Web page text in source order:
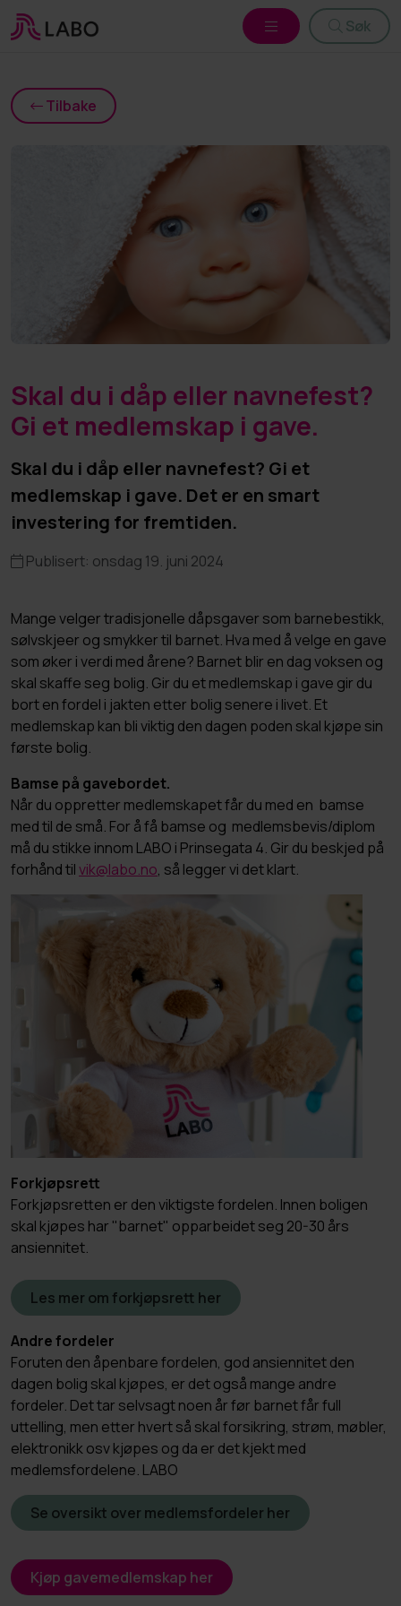
Søk
Tilbake
Skal du i dåp eller navnefest?
Gi et medlemskap i gave.
Skal du i dåp eller navnefest? Gi et
medlemskap i gave. Det er en smart
investering for fremtiden.
Publisert: onsdag 19. juni 2024
Mange velger tradisjonelle dåpsgaver som barnebestikk,
sølvskjeer og smykker til barnet. Hva med å velge en gave
som øker i verdi med årene? Barnet blir en dag voksen og
skal skaffe seg bolig. Gir du et medlemskap i gave gir du
bort en fordel i jakten etter bolig senere i livet. Et
medlemskap kan bli viktig den dagen poden skal kjøpe sin
første bolig.
Bamse på gavebordet.
Når du oppretter medlemskapet får du med en bamse
med til de små. For å få bamse og medlemsbevis/diplom
må du stikke innom LABO i Prinsegata 4. Gir du beskjed på
forhånd tilvik@labo.no, så legger vi det klart.
Forkjøpsrett
Forkjøpsretten er den viktigste fordelen. Innen boligen
skal kjøpes har "barnet" opparbeidet seg 20-30 års
ansiennitet.
Les mer om forkjøpsrett her
Andre fordeler
Foruten den åpenbare fordelen, god ansiennitet den
dagen bolig skal kjøpes, er det også mange andre
fordeler. Det tar selvsagt noen år før barnet får full
uttelling, men etter hvert så skal forsikring, strøm, møbler,
elektronikk osv kjøpes og da er det kjekt med
medlemsfordelene. LABO
Se oversikt over medlemsfordeler her
Kjøp gavemedlemskap her